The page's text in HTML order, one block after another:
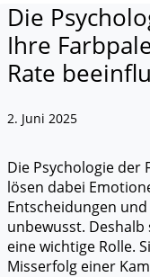
Die
Ihre
Rate
2. Juni 2025
Die Psychologie der
lösen dabei
Entscheidungen
unbewusst. Deshalb
eine wichtige Rolle.
Misserfolg einer